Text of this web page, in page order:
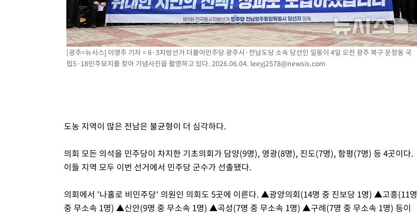
[광주=뉴시스] 이영주 기자 = 6·3지방선거 더불어민주당 광주시·전남도당 소속 당선인 일동이 4일 오전 광주 북구 운정동 국
립5·18민주묘지를 찾아 기념사진을 촬영하고 있다. 2026.06.04. leeyj2578@newsis.com
도농 지역이 많은 전남은 불균형이 더 심각하다.
의회 모든 의석을 민주당이 차지한 기초의회가 담양(9명), 영광(8명), 진도(7명), 함평(7명) 등 4곳이다.
이들 지역 모두 이번 선거에서 민주당 군수가 선출됐다.
의회에서 '나홀로 비민주당' 의원인 의회도 5곳에 이른다. ▲광양의회(14명 중 진보당 1명) ▲고흥(11명
중 무소속 1명) ▲신안(9명 중 무소속 1명) ▲곡성(7명 중 무소속 1명) ▲구례(7명 중 무소속 1명) 등이